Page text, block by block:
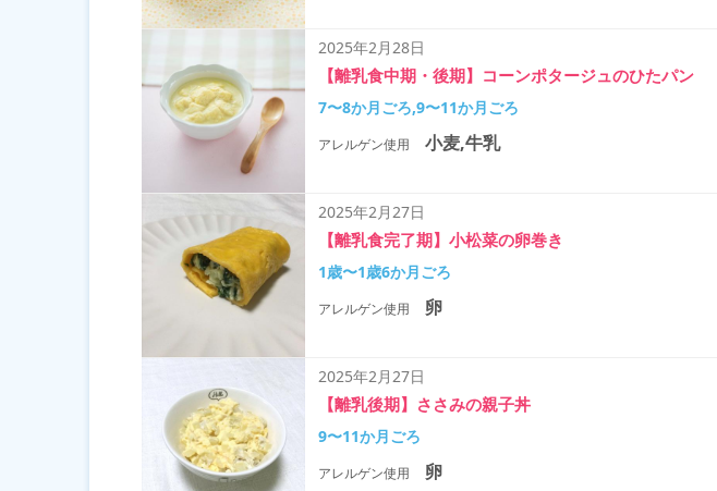
2025年2月28日
【離乳食中期・後期】コーンポタージュのひたパン
7〜8か月ごろ,9〜11か月ごろ
アレルゲン使用 小麦,牛乳
2025年2月27日
【離乳食完了期】小松菜の卵巻き
1歳〜1歳6か月ごろ
アレルゲン使用 卵
2025年2月27日
【離乳後期】ささみの親子丼
9〜11か月ごろ
アレルゲン使用 卵